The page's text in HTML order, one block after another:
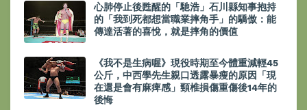
心肺停止後甦醒的「馳浩」石川縣知事抱持
的「我到死都想當職業摔角手」的驕傲：能
傳達活著的喜悅，就是摔角的價值
《我不是生病喔》現役時期至今體重減輕45
公斤，中西學先生親口透露暴瘦的原因「現
在還是會有麻痺感」頸椎損傷重傷後14年的
後悔